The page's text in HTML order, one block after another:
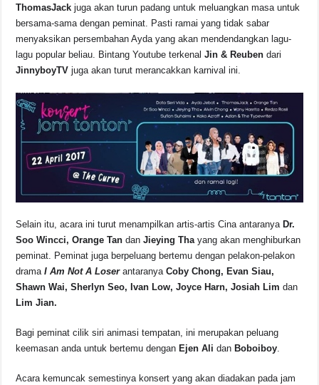
ThomasJack juga akan turun padang untuk meluangkan masa untuk
bersama-sama dengan peminat. Pasti ramai yang tidak sabar
menyaksikan persembahan Ayda yang akan mendendangkan lagu-
lagu popular beliau. Bintang Youtube terkenalJin & Reubendari
JinnyboyTV juga akan turut merancakkan karnival ini.
Selain itu, acara ini turut menampilkan artis-artis Cina antaranya Dr.
Soo Wincci, Orange Tan danJieying Thayang akan menghiburkan
peminat. Peminat juga berpeluang bertemu dengan pelakon-pelakon
dramaI Am Not A LoserantaranyaCoby Chong, Evan Siau,
Shawn Wai, Sherlyn Seo, Ivan Low, Joyce Harn, Josiah Limdan
Lim Jian.
Bagi peminat cilik siri animasi tempatan, ini merupakan peluang
keemasan anda untuk bertemu dengan Ejen Ali dan Boboiboy.
Acara kemuncak semestinya konsert yang akan diadakan pada jam